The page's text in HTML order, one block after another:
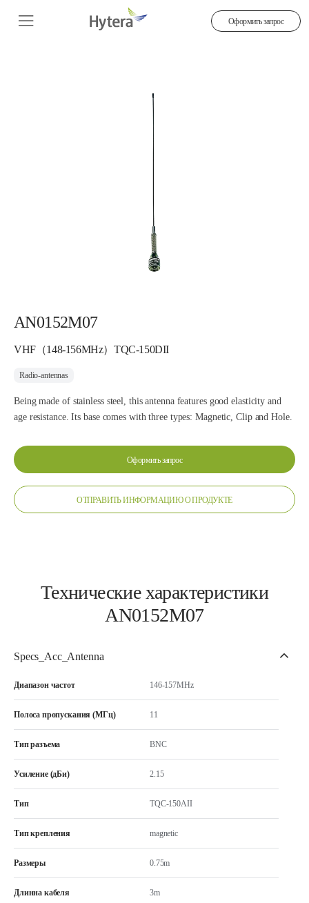
Оформить запрос
AN0152M07
VHF（148-156MHz）TQC-150DII
Radio-antennas
Being made of stainless steel, this antenna features good elasticity and
age resistance. Its base comes with three types: Magnetic, Clip and Hole.
Оформить запрос
ОТПРАВИТЬ ИНФОРМАЦИЮ О ПРОДУКТЕ
Технические характеристики
AN0152M07
Specs_Acc_Antenna
Диапазон частот 146-157MHz
Полоса пропускания (МГц) 11
Тип разъема BNC
Усиление (дБи) 2.15
Тип TQC-150AII
Тип крепления magnetic
Размеры 0.75m
Длинна кабеля 3m